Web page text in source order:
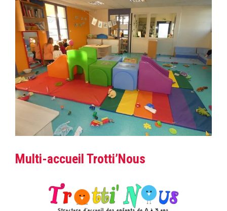
Multi-accueil Trotti’Nous